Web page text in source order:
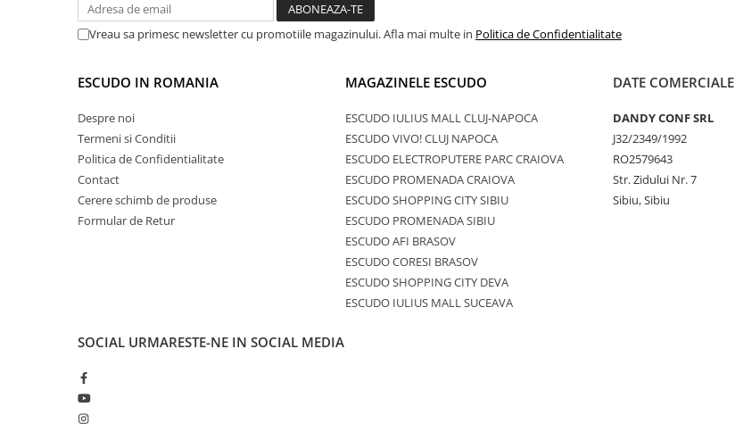
Vreau sa primesc newsletter cu promotiile magazinului. Afla mai multe in Politica de Confidentialitate
ESCUDO IN ROMANIA
Despre noi
Termeni si Conditii
Politica de Confidentialitate
Contact
Cerere schimb de produse
Formular de Retur
MAGAZINELE ESCUDO
ESCUDO IULIUS MALL CLUJ-NAPOCA
ESCUDO VIVO! CLUJ NAPOCA
ESCUDO ELECTROPUTERE PARC CRAIOVA
ESCUDO PROMENADA CRAIOVA
ESCUDO SHOPPING CITY SIBIU
ESCUDO PROMENADA SIBIU
ESCUDO AFI BRASOV
ESCUDO CORESI BRASOV
ESCUDO SHOPPING CITY DEVA
ESCUDO IULIUS MALL SUCEAVA
DATE COMERCIALE
DANDY CONF SRL
J32/2349/1992
RO2579643
Str. Zidului Nr. 7
Sibiu, Sibiu
SOCIAL URMARESTE-NE IN SOCIAL MEDIA